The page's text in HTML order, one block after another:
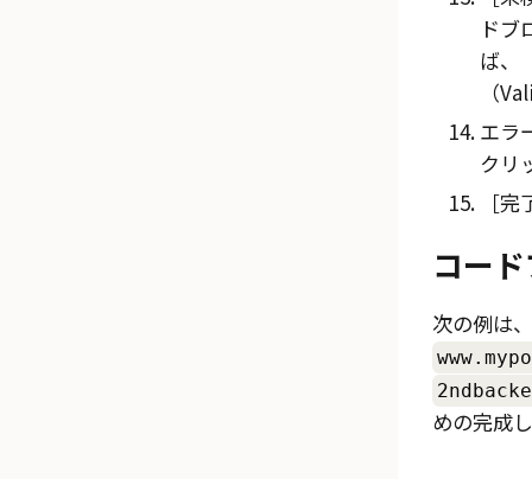
ドブ
ば、
（
エラ
クリ
完
コー
次の例は
めの完成